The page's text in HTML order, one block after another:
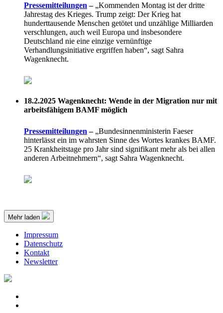
Pressemitteilungen –„Kommenden Montag ist der dritte
Jahrestag des Krieges. Trump zeigt: Der Krieg hat
hunderttausende Menschen getötet und unzählige Milliarden
verschlungen, auch weil Europa und insbesondere
Deutschland nie eine einzige vernünftige
Verhandlungsinitiative ergriffen haben“, sagt Sahra
Wagenknecht.
18.2.2025 Wagenknecht: Wende in der Migration nur mit
arbeitsfähigem BAMF möglich
Pressemitteilungen –„Bundesinnenministerin Faeser
hinterlässt ein im wahrsten Sinne des Wortes krankes BAMF.
25 Krankheitstage pro Jahr sind signifikant mehr als bei allen
anderen Arbeitnehmern“, sagt Sahra Wagenknecht.
Mehr laden
Impressum
Datenschutz
Kontakt
Newsletter